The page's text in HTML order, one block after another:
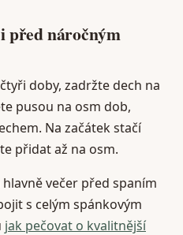
před náročným
doby, zadržte dech na
pusou na osm dob,
Na začátek stačí
přidat až na osm.
večer před spaním
s celým spánkovým
jak pečovat o kvalitnější